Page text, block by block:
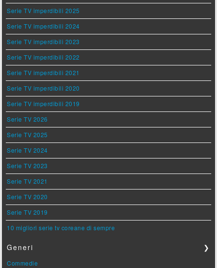
Serie TV imperdibili 2025
Serie TV imperdibili 2024
Serie TV imperdibili 2023
Serie TV imperdibili 2022
Serie TV imperdibili 2021
Serie TV imperdibili 2020
Serie TV imperdibili 2019
Serie TV 2026
Serie TV 2025
Serie TV 2024
Serie TV 2023
Serie TV 2021
Serie TV 2020
Serie TV 2019
10 migliori serie tv coreane di sempre
Generi ❯
Commedie